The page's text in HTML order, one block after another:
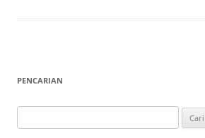
PENCARIAN
untuk: